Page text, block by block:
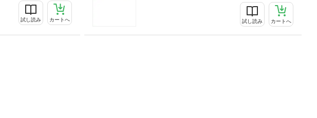
試し読み カートへ 試し読み カートへ